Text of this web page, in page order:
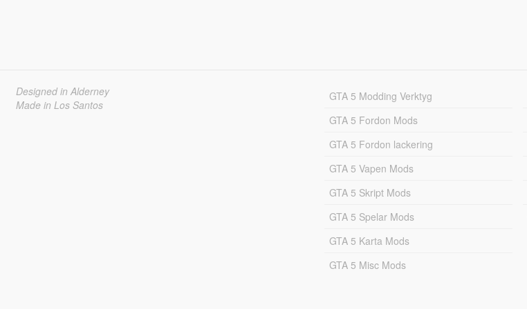
Designed in Alderney
Made in Los Santos
GTA 5 Modding Verktyg
GTA 5 Fordon Mods
GTA 5 Fordon lackering
GTA 5 Vapen Mods
GTA 5 Skript Mods
GTA 5 Spelar Mods
GTA 5 Karta Mods
GTA 5 Misc Mods